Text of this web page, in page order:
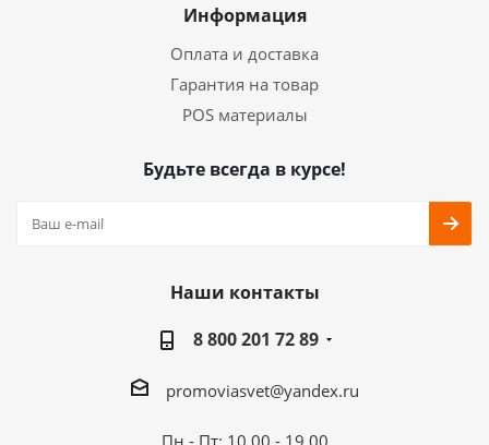
Информация
Оплата и доставка
Гарантия на товар
POS материалы
Будьте всегда в курсе!
Наши контакты
8 800 201 72 89
promoviasvet@yandex.ru
Пн - Пт: 10.00 - 19.00